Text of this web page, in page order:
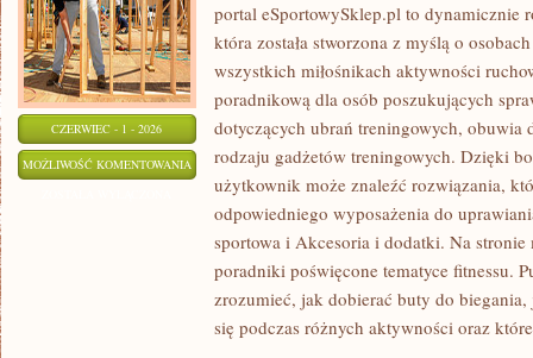
CZERWIEC - 1 - 2026
MOŻLIWOŚĆ KOMENTOWANIA AKCESORIA
DODATKI
portal eSportowySklep.pl to dynamicznie
która została stworzona z myślą o
wszystkich miłośnikach aktywności
poradnikową dla osób poszukujących
dotyczących ubrań treningowych, obuwia
rodzaju gadżetów treningowych. Dzięki
użytkownik może znaleźć rozwiązania,
odpowiedniego wyposażenia do
sportowa i Akcesoria i dodatki. Na stronie
poradniki poświęcone tematyce fitnessu.
zrozumieć, jak dobierać buty do
się podczas różnych aktywności oraz